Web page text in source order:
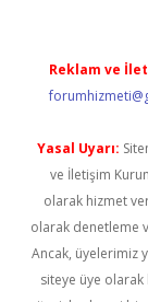
Reklam ve
Yasal Uyarı:
ve İletişim
olarak hizmet
olarak denetleme
Ancak, üyelerimiz
siteye üye